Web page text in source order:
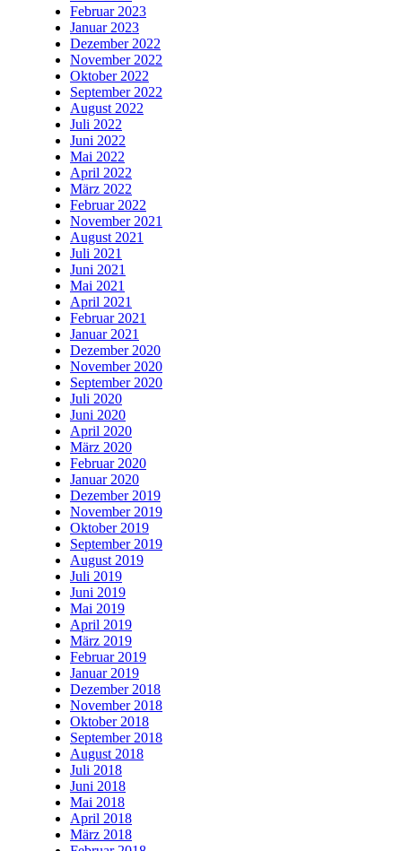
Februar 2023
Januar 2023
Dezember 2022
November 2022
Oktober 2022
September 2022
August 2022
Juli 2022
Juni 2022
Mai 2022
April 2022
März 2022
Februar 2022
November 2021
August 2021
Juli 2021
Juni 2021
Mai 2021
April 2021
Februar 2021
Januar 2021
Dezember 2020
November 2020
September 2020
Juli 2020
Juni 2020
April 2020
März 2020
Februar 2020
Januar 2020
Dezember 2019
November 2019
Oktober 2019
September 2019
August 2019
Juli 2019
Juni 2019
Mai 2019
April 2019
März 2019
Februar 2019
Januar 2019
Dezember 2018
November 2018
Oktober 2018
September 2018
August 2018
Juli 2018
Juni 2018
Mai 2018
April 2018
März 2018